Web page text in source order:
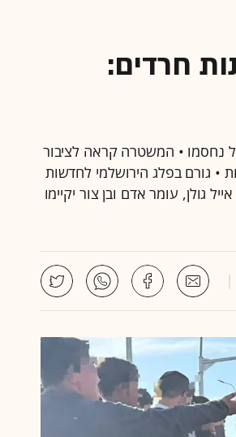
חרדים:
נחסמו • ‏המשטרה קראה לציבור
• גורם בפלג הירושלמי לחדשות
גולן, עומר אדם ובן צור יקיימו